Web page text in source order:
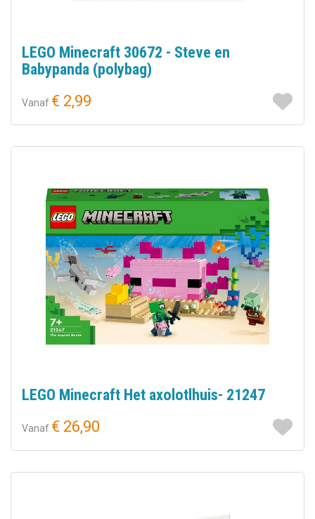
LEGO Minecraft 30672 - Steve en
Babypanda (polybag)
Vanaf € 2,99
LEGO Minecraft Het axolotlhuis- 21247
Vanaf € 26,90